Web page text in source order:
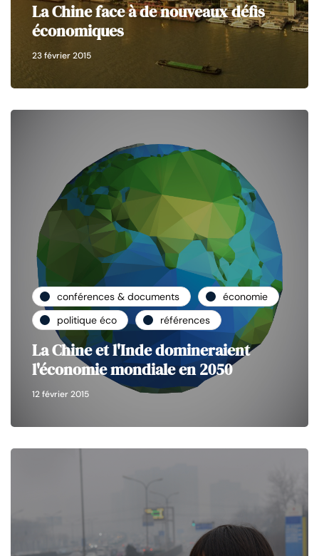
La Chine face à de nouveaux défis
économiques
23 février 2015
conférences & documents
économie
politique éco
références
La Chine et l'Inde domineraient
l'économie mondiale en 2050
12 février 2015